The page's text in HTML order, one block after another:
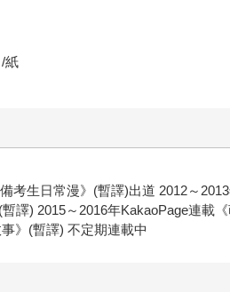
紙
考生日常漫》(暫譯)出道 2012～
譯) 2015～2016年KakaoPage連載
》(暫譯) 不定期連載中